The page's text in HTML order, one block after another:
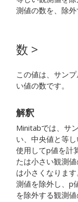
測値の数を、除外
数 >
この値は、サン
い値の数です。
解釈
Minitabでは、サ
い、中央値と等
使用してp値を計
たは小さい観測
は小さくなりま
測値を除外し、p
を除外する観測値